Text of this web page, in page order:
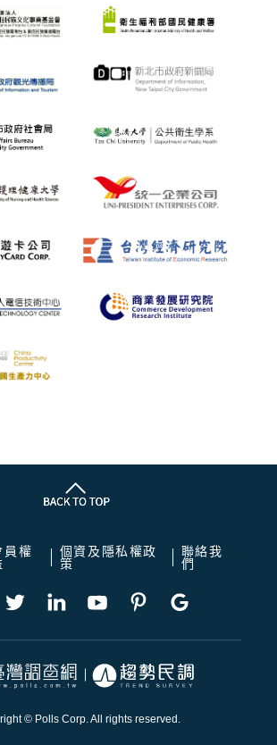
員權
個資及隱私權政
策
聯絡我
們
© Polls Corp. All rights reserved.